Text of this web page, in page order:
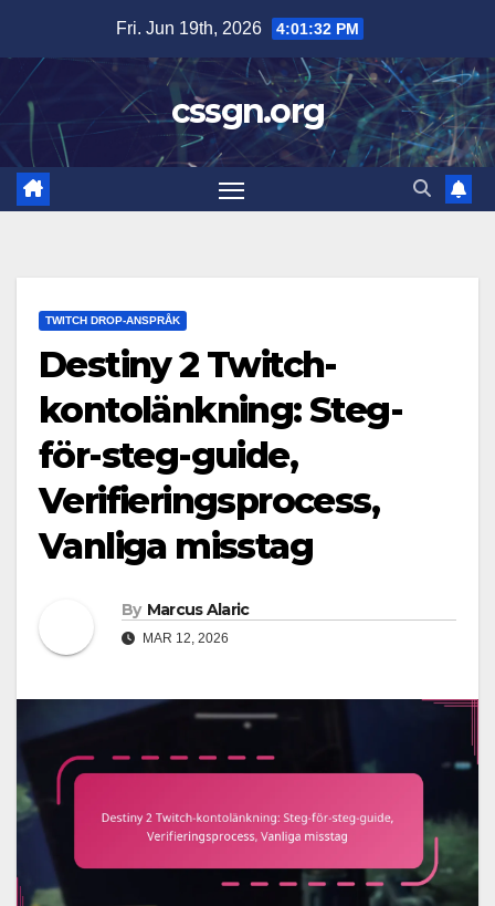
content
Fri. Jun 19th, 2026 4:01:34 PM
cssgn.org
TWITCH DROP-ANSPRÅK
Destiny 2 Twitch-
kontolänkning: Steg-
för-steg-guide,
Verifieringsprocess,
Vanliga misstag
By Marcus Alaric
MAR 12, 2026